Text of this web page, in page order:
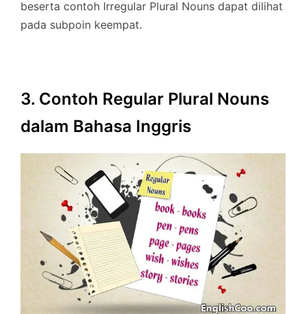
beserta contoh Irregular Plural Nouns dapat dilihat
pada subpoin keempat.
3. Contoh Regular Plural Nouns
dalam Bahasa Inggris